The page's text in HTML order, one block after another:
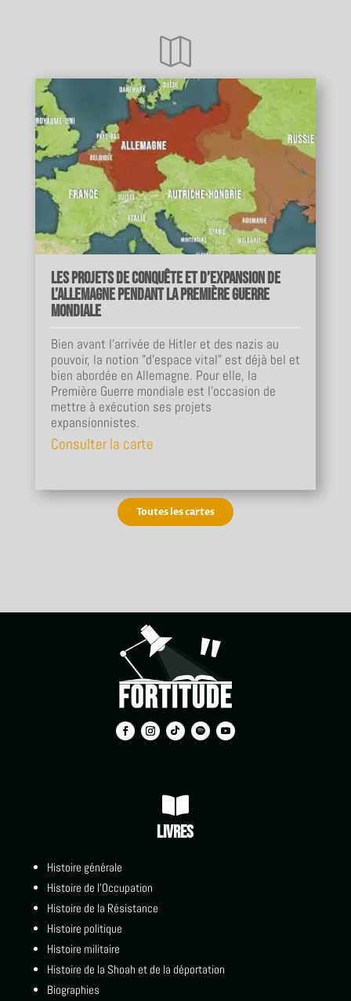

Les projets de conquête et d’expansion de
l’Allemagne pendant la Première Guerre
mondiale
Bien avant l’arrivée de Hitler et des nazis au
pouvoir, la notion "d’espace vital" est déjà bel et
bien abordée en Allemagne. Pour elle, la
Première Guerre mondiale est l’occasion de
mettre à exécution ses projets
expansionnistes.
Consulter la carte
Toutes les cartes

Livres
Histoire générale
Histoire de l'Occupation
Histoire de la Résistance
Histoire politique
Histoire militaire
Histoire de la Shoah et de la déportation
Biographies